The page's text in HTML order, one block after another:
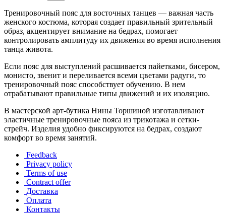
Тренировочный пояс для восточных танцев — важная часть
женского костюма, которая создает правильный зрительный
образ, акцентирует внимание на бедрах, помогает
контролировать амплитуду их движения во время исполнения
танца живота.
Если пояс для выступлений расшивается пайетками, бисером,
монисто, звенит и переливается всеми цветами радуги, то
тренировочный пояс способствует обучению. В нем
отрабатывают правильные типы движений и их изоляцию.
В мастерской арт-бутика Нины Торшиной изготавливают
эластичные тренировочные пояса из трикотажа и сетки-
стрейч. Изделия удобно фиксируются на бедрах, создают
комфорт во время занятий.
Feedback
Privacy policy
Terms of use
Contract offer
Доставка
Оплата
Контакты